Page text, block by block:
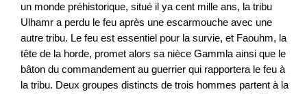
un monde préhistorique, situé il ya cent mille ans, la tribu
Ulhamr a perdu le feu après une escarmouche avec une
autre tribu. Le feu est essentiel pour la survie, et Faouhm, la
tête de la horde, promet alors sa nièce Gammla ainsi que le
bâton du commandement au guerrier qui rapportera le feu à
la tribu. Deux groupes distincts de trois hommes partent à la